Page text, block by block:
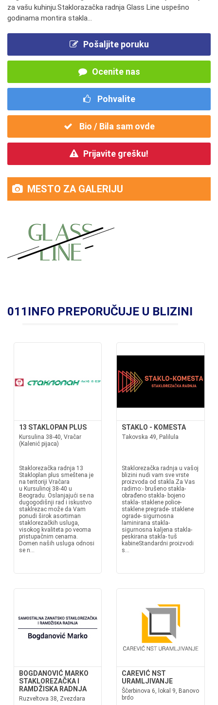
za vašu kuhinju.Staklorazačka radnja Glass Line uspešno
godinama montira stakla...
Pošaljite poruku
Ocenite nas
Pohvalite
Bio / Bila sam ovde
Prijavite grešku!
MESTO ZA GALERIJU
011INFO PREPORUČUJE U BLIZINI
13 STAKLOPAN PLUS
Kursulina 38-40, Vračar
(Kalenić pijaca)
Staklorezačka radnja 13
Stakloplan plus smeštena je
na teritoriji Vračara
u Kursulinoj 38-40 u
Beogradu. Oslanjajući se na
dugogodišnji rad i iskustvo
staklrezac može da Vam
ponudi širok asortiman
staklorezačkih usluga,
visokog kvaliteta po veoma
pristupačnim cenama.
Domen naših usluga odnosi
se n...
STAKLO - KOMESTA
Takovska 49, Palilula
Staklorezačka radnja u vašoj
blizini nudi vam sve vrste
proizvoda od stakla.Za Vas
radimo:- brušeno stakla-
obrađeno stakla- bojeno
stakla- staklene police-
staklene pregrade- staklene
ograde- sigurnosna
laminirana stakla-
sigurnosna kaljena stakla-
peskirana stakla- tuš
kabineStandardni proizvodi
s...
BOGDANOVIĆ MARKO
STAKLOREZAČKA I
RAMDŽISKA RADNJA
Ruzveltova 38, Zvezdara
CAREVIĆ NST
URAMLJIVANJE
Ščerbinova 6, lokal 9, Banovo
brdo